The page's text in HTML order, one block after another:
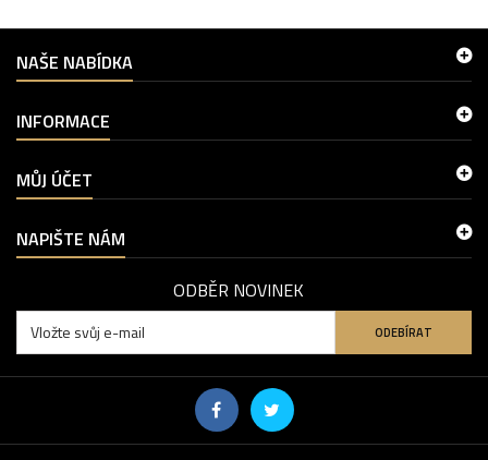
NAŠE NABÍDKA
INFORMACE
MŮJ ÚČET
NAPIŠTE NÁM
ODBĚR NOVINEK
ODEBÍRAT